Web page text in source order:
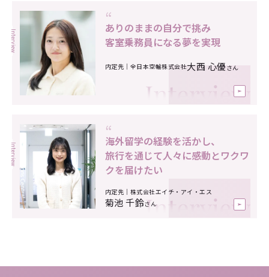
主な就職先
全日本空輸／Peach Aviation／JALスカイ／ANA関西
Do・See／滋賀銀行／村田製作所／ヤンマーホールデ
ィングス／シャネル／京都市役所 ほか
進学先大学院
関西外国語大学大学院外国語学研究科／京都橘大学大
Interview
“
ありのままの自分で挑み
客室乗務員になる夢を実現
内定先｜全日本空輸株式会社大西 心優さん
Interview
“
海外留学の経験を活かし、
旅行を通じて人々に感動とワクワ
クを届けたい
内定先｜株式会社エイチ・アイ・エス
菊池 千鈴さん